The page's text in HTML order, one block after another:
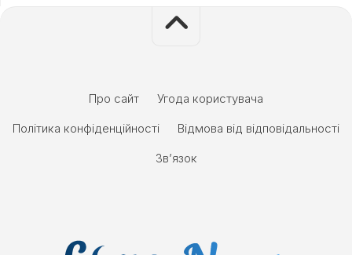
Про сайт
Угода користувача
Політика конфіденційності
Відмова від відповідальності
Зв’язок